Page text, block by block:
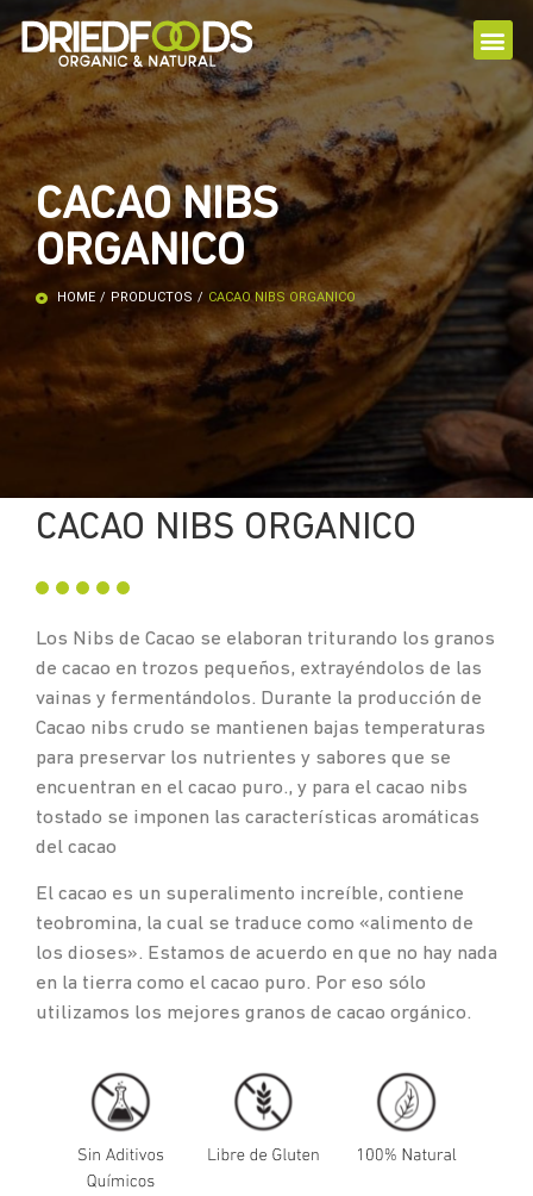
CACAO NIBS
ORGANICO
HOME / PRODUCTOS / CACAO NIBS ORGANICO
CACAO NIBS ORGANICO
Los Nibs de Cacao se elaboran triturando los granos
de cacao en trozos pequeños, extrayéndolos de las
vainas y fermentándolos. Durante la producción de
Cacao nibs crudo se mantienen bajas temperaturas
para preservar los nutrientes y sabores que se
encuentran en el cacao puro., y para el cacao nibs
tostado se imponen las características aromáticas
del cacao
El cacao es un superalimento increíble, contiene
teobromina, la cual se traduce como «alimento de
los dioses». Estamos de acuerdo en que no hay nada
en la tierra como el cacao puro. Por eso sólo
utilizamos los mejores granos de cacao orgánico.